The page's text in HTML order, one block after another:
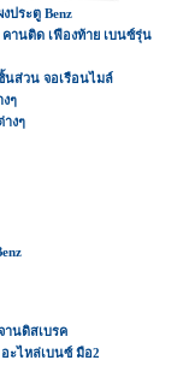
ประตู Benz
านติด เฟืองท้าย เบนซ์รุ่น
ส่วน จอเรือนไมล์
ๆ
างๆ
านดิสเบรค
ะไหล่เบนซ์ มือ2